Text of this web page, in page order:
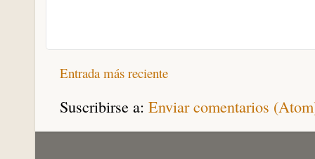
Entrada más reciente
Suscribirse a: Enviar comentarios